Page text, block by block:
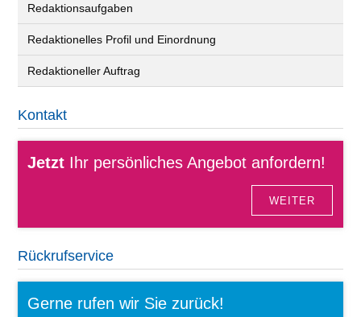
Redaktionsaufgaben
Redaktionelles Profil und Einordnung
Redaktioneller Auftrag
Kontakt
Jetzt Ihr persönliches Angebot anfordern!
WEITER
Rückrufservice
Gerne rufen wir Sie zurück!